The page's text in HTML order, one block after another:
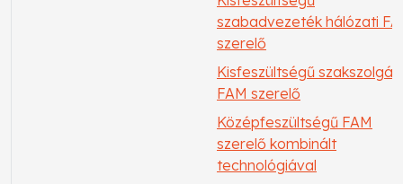
szabadvezeték hálózati
szerelő
Kisfeszültségű
FAM szerelő
Középfeszültségű FAM
szerelő kombinált
technológiával